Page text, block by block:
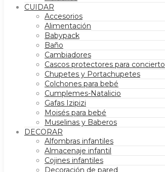
CUIDAR
Accesorios
Alimentación
Babypack
Baño
Cambiadores
Cascos protectores para concierto
Chupetes y Portachupetes
Colchones para bebé
Cumplemes-Natalicio
Gafas Izipizi
Moisés para bebé
Muselinas y Baberos
DECORAR
Alfombras infantiles
Almacenaje infantil
Cojines infantiles
Decoración de pared